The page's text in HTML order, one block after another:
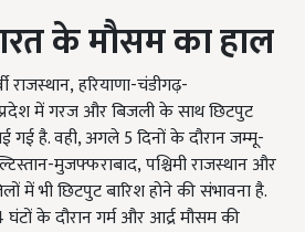
के मौसम का हाल
राजस्थान, हरियाणा-चंडीगढ़-
प्रदेश में गरज और बिजली के साथ छिटपुट
गई है. वही, अगले 5 दिनों के दौरान जम्मू-
मुजफ्फराबाद, पश्चिमी राजस्थान और
में भी छिटपुट बारिश होने की संभावना है.
के दौरान गर्म और आर्द्र मौसम की